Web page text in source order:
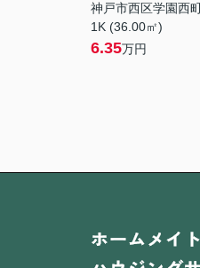
神戸市西区学園西
1K (36.00㎡)
6.35万円